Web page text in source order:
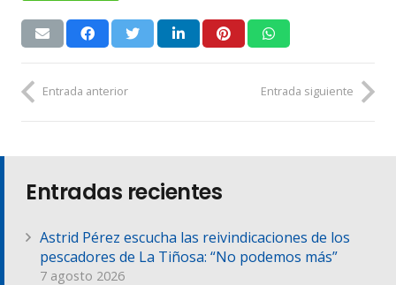
Entrada anterior Entrada siguiente
Entradas recientes
Astrid Pérez escucha las reivindicaciones de los
pescadores de La Tiñosa: “No podemos más”
7 agosto 2026